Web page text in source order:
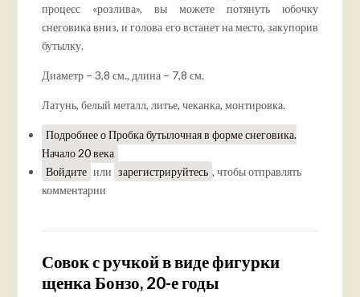
процесс «розлива», вы можете потянуть юбочку
снеговика вниз, и голова его встанет на место, закупорив
бутылку.
Диаметр – 3,8 см., длина – 7,8 см.
Латунь, белый металл, литье, чеканка, монтировка.
Подробнеео Пробка бутылочная в форме снеговика.
Начало 20 века
Войдите или зарегистрируйтесь , чтобы отправлять
комментарии
Совок с ручкой в виде фигурки
щенка Бонзо, 20-е годы